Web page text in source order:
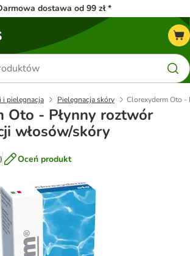
dostawa od 99 zł *
i pielęgnacja Pielęgnacja skóry Clorexyderm Oto -
Oto - Płynny roztwór
włosów/skóry
) Oceń produkt